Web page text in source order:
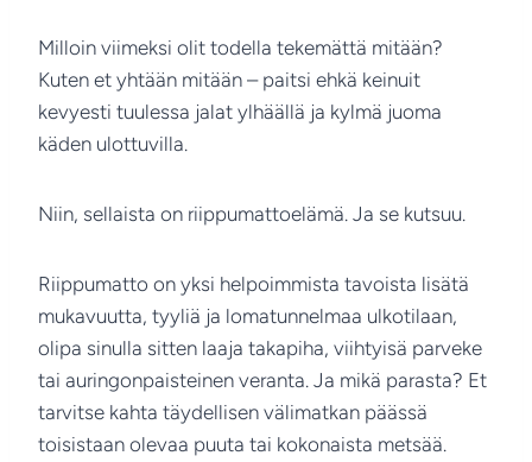
Milloin viimeksi olit todella tekemättä mitään?
Kuten et yhtään mitään – paitsi ehkä keinuit
kevyesti tuulessa jalat ylhäällä ja kylmä juoma
käden ulottuvilla.
Niin, sellaista on riippumattoelämä. Ja se kutsuu.
Riippumatto on yksi helpoimmista tavoista lisätä
mukavuutta, tyyliä ja lomatunnelmaa ulkotilaan,
olipa sinulla sitten laaja takapiha, viihtyisä parveke
tai auringonpaisteinen veranta. Ja mikä parasta? Et
tarvitse kahta täydellisen välimatkan päässä
toisistaan olevaa puuta tai kokonaista metsää.